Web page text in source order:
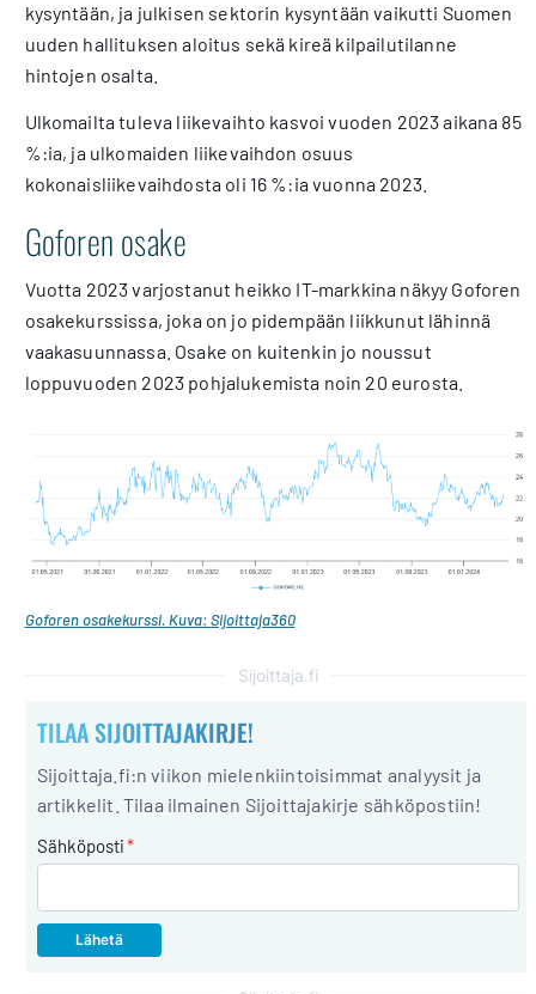
kysyntään, ja julkisen sektorin kysyntään vaikutti Suomen
uuden hallituksen aloitus sekä kireä kilpailutilanne
hintojen osalta.
Ulkomailta tuleva liikevaihto kasvoi vuoden 2023 aikana 85
%:ia, ja ulkomaiden liikevaihdon osuus
kokonaisliikevaihdosta oli 16 %:ia vuonna 2023.
Goforen osake
Vuotta 2023 varjostanut heikko IT-markkina näkyy Goforen
osakekurssissa, joka on jo pidempään liikkunut lähinnä
vaakasuunnassa. Osake on kuitenkin jo noussut
loppuvuoden 2023 pohjalukemista noin 20 eurosta.
Goforen osakekurssi. Kuva: Sijoittaja360
Sijoittaja.fi
TILAA SIJOITTAJAKIRJE!
Sijoittaja.fi:n viikon mielenkiintoisimmat analyysit ja
artikkelit. Tilaa ilmainen Sijoittajakirje sähköpostiin!
Sähköposti*